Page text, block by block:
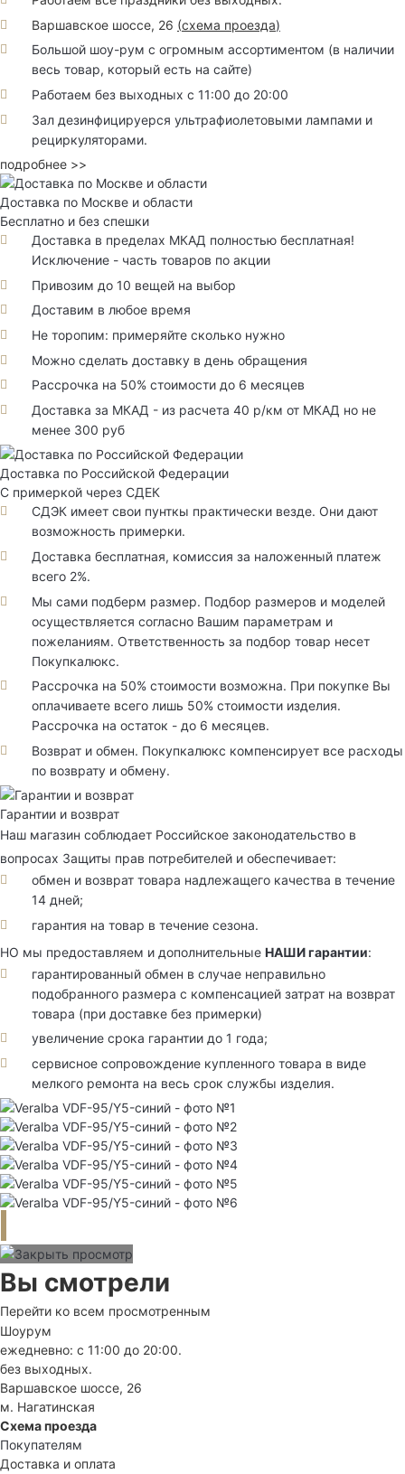
Варшавское шоссе, 26 (схема проезда)
Большой шоу-рум с огромным ассортиментом (в наличии
весь товар, который есть на сайте)
Работаем без выходных с 11:00 до 20:00
Зал дезинфицируерся ультрафиолетовыми лампами и
рециркуляторами.
подробнее >>
Доставка по Москве и области
Бесплатно и без спешки
Доставка в пределах МКАД полностью бесплатная!
Исключение - часть товаров по акции
Привозим до 10 вещей на выбор
Доставим в любое время
Не торопим: примеряйте сколько нужно
Можно сделать доставку в день обращения
Рассрочка на 50% стоимости до 6 месяцев
Доставка за МКАД - из расчета 40 р/км от МКАД но не
менее 300 руб
Доставка по Российской Федерации
С примеркой через СДЕК
СДЭК имеет свои пунткы практически везде. Они дают
возможность примерки.
Доставка бесплатная, комиссия за наложенный платеж
всего 2%.
Мы сами подберм размер. Подбор размеров и моделей
осуществляется согласно Вашим параметрам и
пожеланиям. Ответственность за подбор товар несет
Покупкалюкс.
Рассрочка на 50% стоимости возможна. При покупке Вы
оплачиваете всего лишь 50% стоимости изделия.
Рассрочка на остаток - до 6 месяцев.
Возврат и обмен. Покупкалюкс компенсирует все расходы
по возврату и обмену.
Гарантии и возврат
Наш магазин соблюдает Российское законодательство в
вопросах Защиты прав потребителей и обеспечивает:
обмен и возврат товара надлежащего качества в течение
14 дней;
гарантия на товар в течение сезона.
НО мы предоставляем и дополнительные НАШИ гарантии:
гарантированный обмен в случае неправильно
подобранного размера с компенсацией затрат на возврат
товара (при доставке без примерки)
увеличение срока гарантии до 1 года;
сервисное сопровождение купленного товара в виде
мелкого ремонта на весь срок службы изделия.
Вы смотрели
Перейти ко всем просмотренным
Шоурум
ежедневно: с 11:00 до 20:00.
без выходных.
Варшавское шоссе, 26
м. Нагатинская
Схема проезда
Покупателям
Доставка и оплата